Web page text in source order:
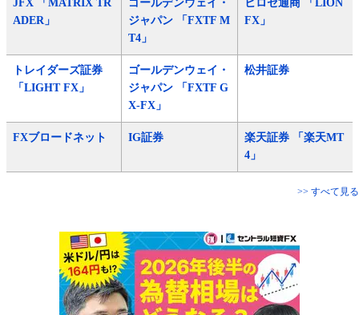
JFX 「MATRIX TR
ADER」
ゴールデンウェイ・
ジャパン 「FXTF M
T4」
ヒロセ通商 「LION
FX」
トレイダーズ証券
「LIGHT FX」
ゴールデンウェイ・
ジャパン 「FXTF G
X-FX」
松井証券
FXブロードネット IG証券
楽天証券 「楽天MT
4」
>> すべて見る